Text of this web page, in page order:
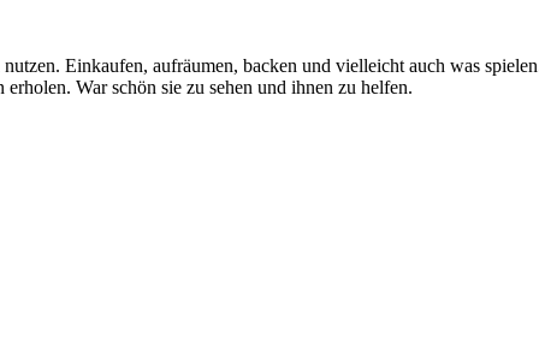
Einkaufen, aufräumen, backen und vielleicht auch was
War schön sie zu sehen und ihnen zu helfen.